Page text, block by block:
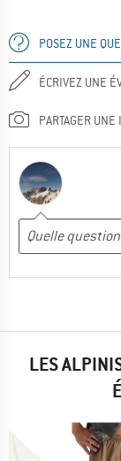
POSEZ UNE
ÉCRIVEZ UNE
PARTAGER UNE
LES